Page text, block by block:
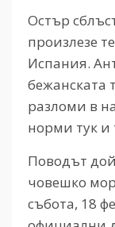
Остър
произлезе
Испания.
бежанската
разломи в
норми тук и
Поводът
човешко
събота, 18